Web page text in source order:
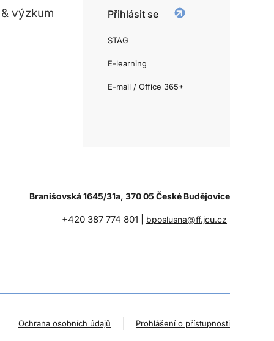
výzkum Přihlásit se
STAG
E-learning
E-mail / Office 365+
Branišovská 1645/31a, 370 05 České Budějovice
+420 387 774 801 | bposlusna@ff.jcu.cz
Ochrana osobních údajů Prohlášení o přístupnosti